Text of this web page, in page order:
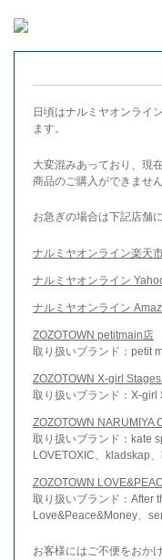
日頃はナルミヤオンライ
ます。
大変混みあっており、現
商品のご購入ができません
お急ぎの場合は下記店舗
ナルミヤオンライン楽天
ナルミヤオンライン
ナルミヤオンライン
ZOZOTOWN petitmain店
取り扱いブランド：petit
ZOZOTOWN X-girl
取り扱いブランド：X-girl
ZOZOTOWN NARUMIYA
取り扱いブランド：kate
LOVETOXIC、kladskap
ZOZOTOWN
取り扱いブランド：After
Love&Peace&Money、
お客様にはご不便をおか